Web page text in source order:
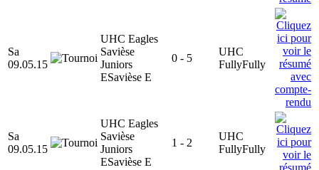
Sa
09.05.15
UHC Eagles
Savièse
Juniors
ESavièse E
0 - 5
UHC
FullyFully
Sa
09.05.15
UHC Eagles
Savièse
Juniors
ESavièse E
1 - 2
UHC
FullyFully